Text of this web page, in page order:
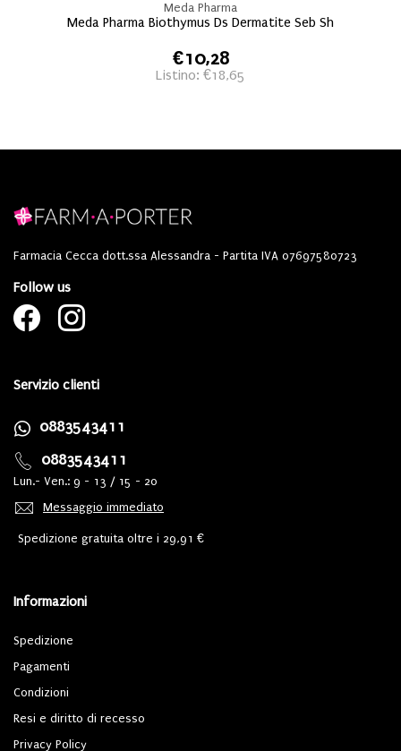
Meda Pharma
Meda Pharma Biothymus Ds Dermatite Seb Sh
€10,28
Listino: €18,65
Farmacia Cecca dott.ssa Alessandra - Partita IVA 07697580723
Follow us
Servizio clienti
0883543411
0883543411
Lun.- Ven.: 9 - 13 / 15 - 20
Messaggio immediato
Spedizione gratuita oltre i 29,91 €
Informazioni
Spedizione
Pagamenti
Condizioni
Resi e diritto di recesso
Privacy Policy